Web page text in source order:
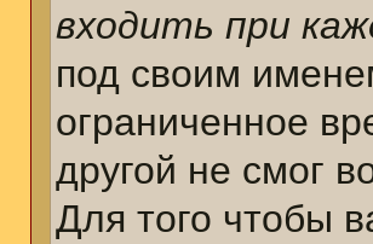
входить при
под своим
ограниченное
другой не смог
Для того чтобы